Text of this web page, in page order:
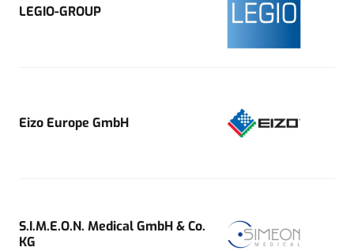
LEGIO-GROUP
Eizo Europe GmbH
S.I.M.E.O.N. Medical GmbH & Co.
KG